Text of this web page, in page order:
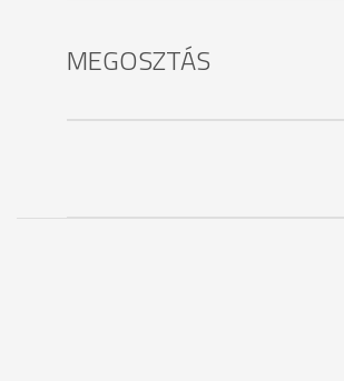
MEGOSZTÁS